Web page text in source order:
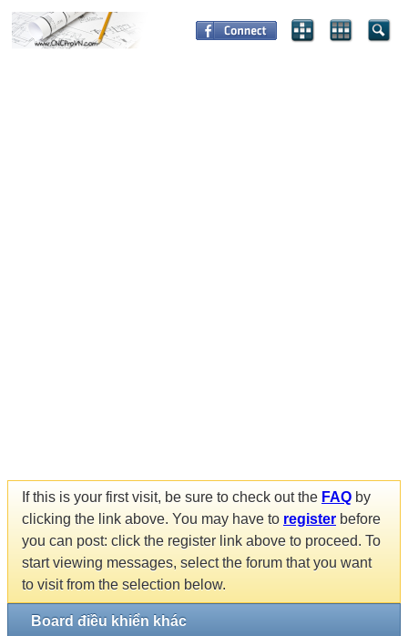
If this is your first visit, be sure to check out the FAQ by
clicking the link above. You may have to register before
you can post: click the register link above to proceed. To
start viewing messages, select the forum that you want
to visit from the selection below.
Board điều khiển khác